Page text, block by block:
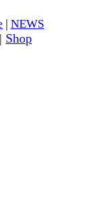
| NEWS
| Shop